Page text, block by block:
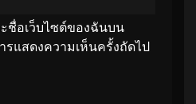
ชื่อเว็บไซต์ของฉันบน
รแสดงความเห็นครั้งถัดไป